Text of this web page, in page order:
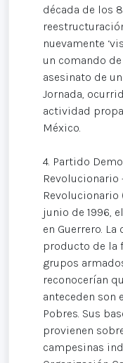
década de los
nuevamente
un comando
asesinato de
Jornada,
actividad
México.
4. Partido
Revolucionario
junio de 1996,
en Guerrero.
producto de la
grupos
reconocerían
anteceden son
Pobres. Sus
provienen
campesinas